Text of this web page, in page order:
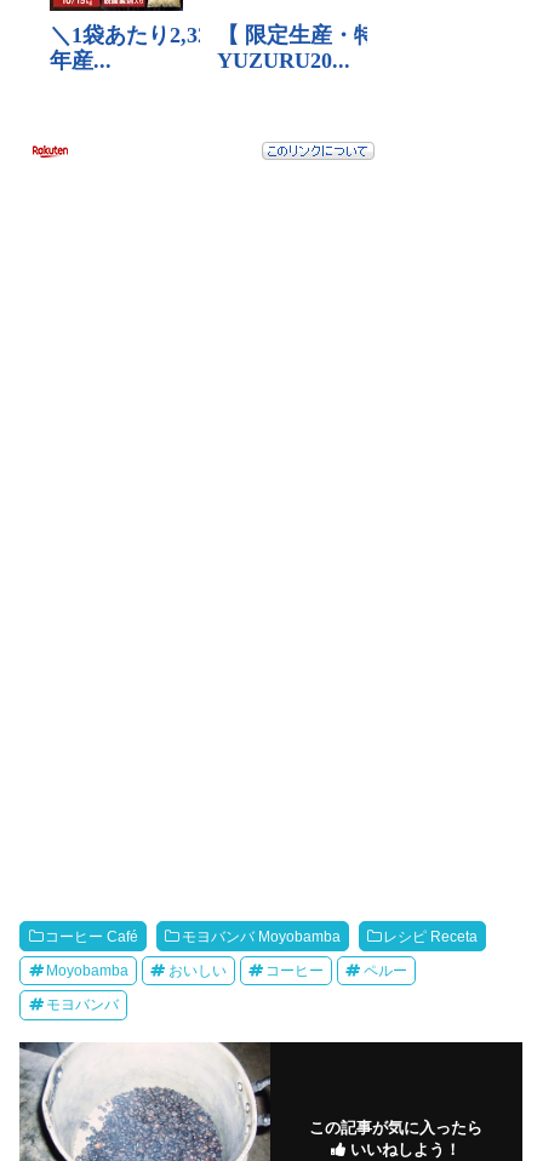
コーヒー Café モヨバンバ Moyobamba レシピ Receta
Moyobamba おいしい コーヒー ペルー
モヨバンバ
この記事が気に入ったら
いいねしよう！